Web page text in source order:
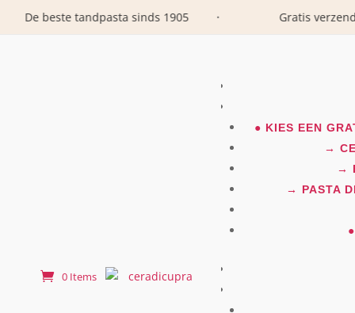
De beste tandpasta sinds 1905 Gratis
0 Items
● KIES EEN
→
→
→ PASTA